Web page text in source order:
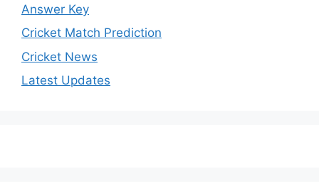
Answer Key
Cricket Match Prediction
Cricket News
Latest Updates